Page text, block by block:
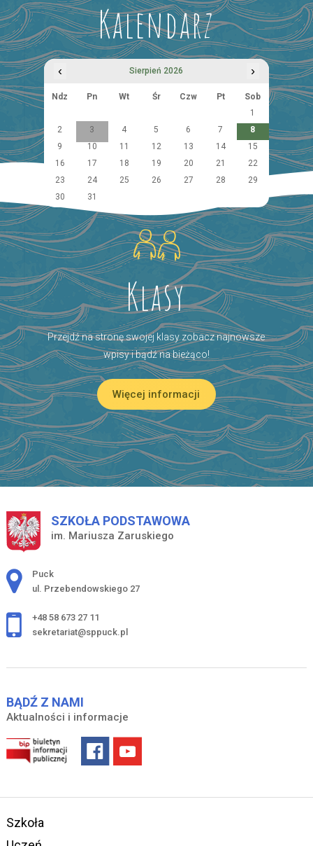
Kalendarz
‹ Sierpień 2026 ›
Ndz Pn Wt Śr Czw Pt
Sob
1
2
3 4 5 6 7
8
9
10 11 12 13 14
15
16
17 18 19 20 21
22
23
24 25 26 27 28
29
30
31
Klasy
Przejdź na stronę swojej klasy zobacz najnowsze
wpisy i bądź na bieżąco!
Więcej informacji
SZKOŁA PODSTAWOWA
im. Mariusza Zaruskiego
Adres pocztowy:
Puck
ul. Przebendowskiego 27
+48 58 673 27 11
sekretariat@sppuck.pl
BĄDŹ Z NAMI
Aktualności i informacje
Szkoła